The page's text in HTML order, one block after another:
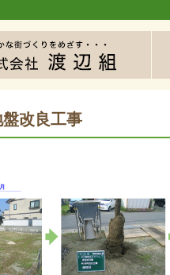
改良工事